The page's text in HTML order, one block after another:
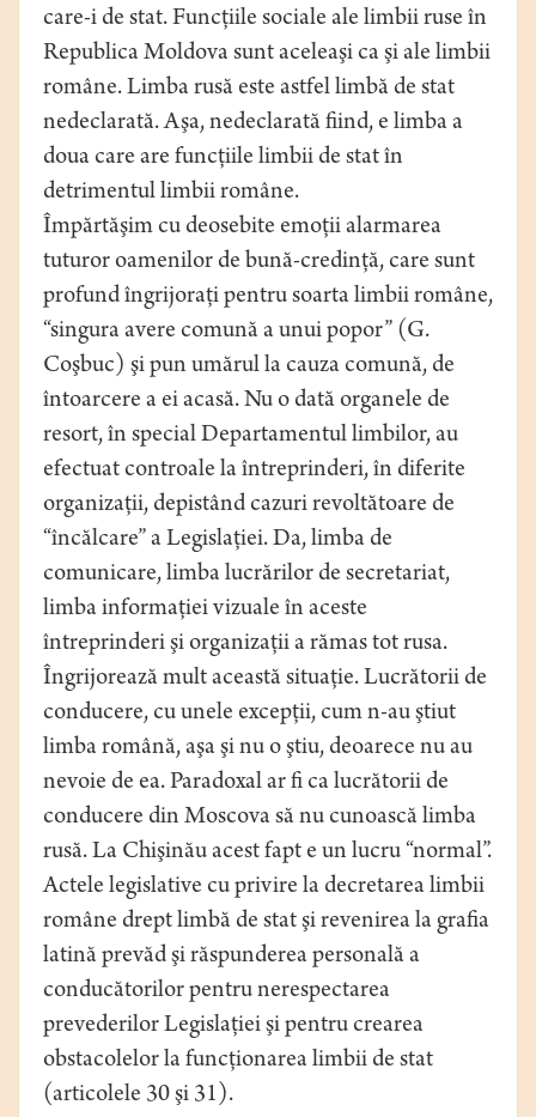
care-i de stat. Funcţiile sociale ale limbii ruse în
Republica Moldova sunt aceleaşi ca şi ale limbii
române. Limba rusă este astfel limbă de stat
nedeclarată. Aşa, nedeclarată fiind, e limba a
doua care are funcţiile limbii de stat în
detrimentul limbii române.
Împărtăşim cu deosebite emoţii alarmarea
tuturor oamenilor de bună-credinţă, care sunt
profund îngrijoraţi pentru soarta limbii române,
“singura avere comună a unui popor” (G.
Coşbuc) şi pun umărul la cauza comună, de
întoarcere a ei acasă. Nu o dată organele de
resort, în special Departamentul limbilor, au
efectuat controale la întreprinderi, în diferite
organizaţii, depistând cazuri revoltătoare de
“încălcare” a Legislaţiei. Da, limba de
comunicare, limba lucrărilor de secretariat,
limba informaţiei vizuale în aceste
întreprinderi şi organizaţii a rămas tot rusa.
Îngrijorează mult această situaţie. Lucrătorii de
conducere, cu unele excepţii, cum n-au ştiut
limba română, aşa şi nu o ştiu, deoarece nu au
nevoie de ea. Paradoxal ar fi ca lucrătorii de
conducere din Moscova să nu cunoască limba
rusă. La Chişinău acest fapt e un lucru “normal”.
Actele legislative cu privire la decretarea limbii
române drept limbă de stat şi revenirea la grafia
latină prevăd şi răspunderea personală a
conducătorilor pentru nerespectarea
prevederilor Legislaţiei şi pentru crearea
obstacolelor la funcţionarea limbii de stat
(articolele 30 şi 31).